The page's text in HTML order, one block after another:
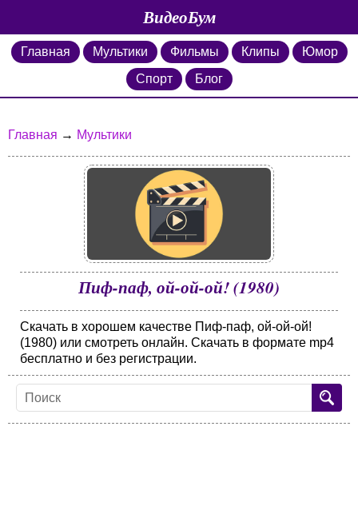
ВидеоБум
Главная Мультики Фильмы Клипы
Юмор
Спорт
Блог
Главная → Мультики
Пиф-паф, ой-ой-ой! (1980)
Скачать в хорошем качестве Пиф-паф, ой-ой-ой!
(1980) или смотреть онлайн. Скачать в формате mp4
бесплатно и без регистрации.